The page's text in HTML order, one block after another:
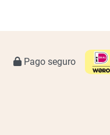
Pago seguro